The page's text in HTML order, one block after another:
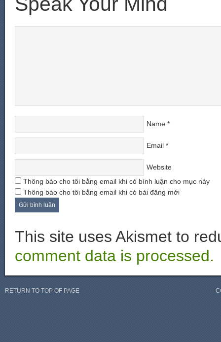
Name *
Email *
Website
Thông báo cho tôi bằng email khi có bình luận cho mục này
Thông báo cho tôi bằng email khi có bài đăng mới
This site uses Akismet to
comment data is processed.
RETURN TO TOP OF PAGE